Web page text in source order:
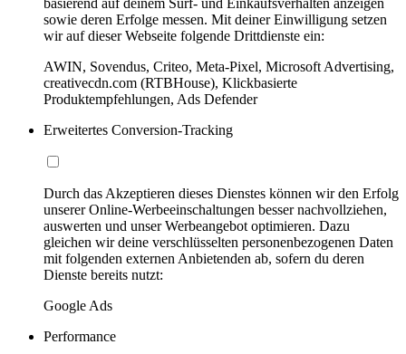
sowie deren Erfolge messen. Mit deiner Einwilligung setzen
wir auf dieser Webseite folgende Drittdienste ein:
AWIN, Sovendus, Criteo, Meta-Pixel, Microsoft Advertising,
creativecdn.com (RTBHouse), Klickbasierte
Produktempfehlungen, Ads Defender
Erweitertes Conversion-Tracking
Durch das Akzeptieren dieses Dienstes können wir den Erfolg
unserer Online-Werbeeinschaltungen besser nachvollziehen,
auswerten und unser Werbeangebot optimieren. Dazu
gleichen wir deine verschlüsselten personenbezogenen Daten
mit folgenden externen Anbietenden ab, sofern du deren
Dienste bereits nutzt:
Google Ads
Performance